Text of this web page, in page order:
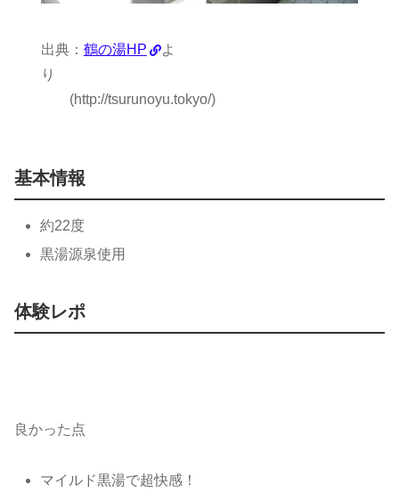
出典： 鶴の湯HP
よ
り
(http://tsurunoyu.tokyo/)
基本情報
約22度
黒湯源泉使用
体験レポ
良かった点
マイルド黒湯で超快感！